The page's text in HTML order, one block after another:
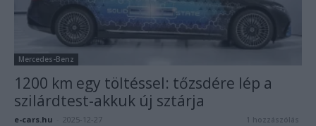
Mercedes-Benz
1200 km egy töltéssel: tőzsdére lép a
szilárdtest-akkuk új sztárja
e-cars.hu 2025-12-27 1 hozzászólás